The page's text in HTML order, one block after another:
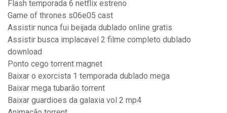
Flash temporada 6 netflix estreno
Game of thrones s06e05 cast
Assistir nunca fui beijada dublado online gratis
Assistir busca implacavel 2 filme completo dublado
download
Ponto cego torrent magnet
Baixar o exorcista 1 temporada dublado mega
Baixar mega tubarão torrent
Baixar guardioes da galaxia vol 2 mp4